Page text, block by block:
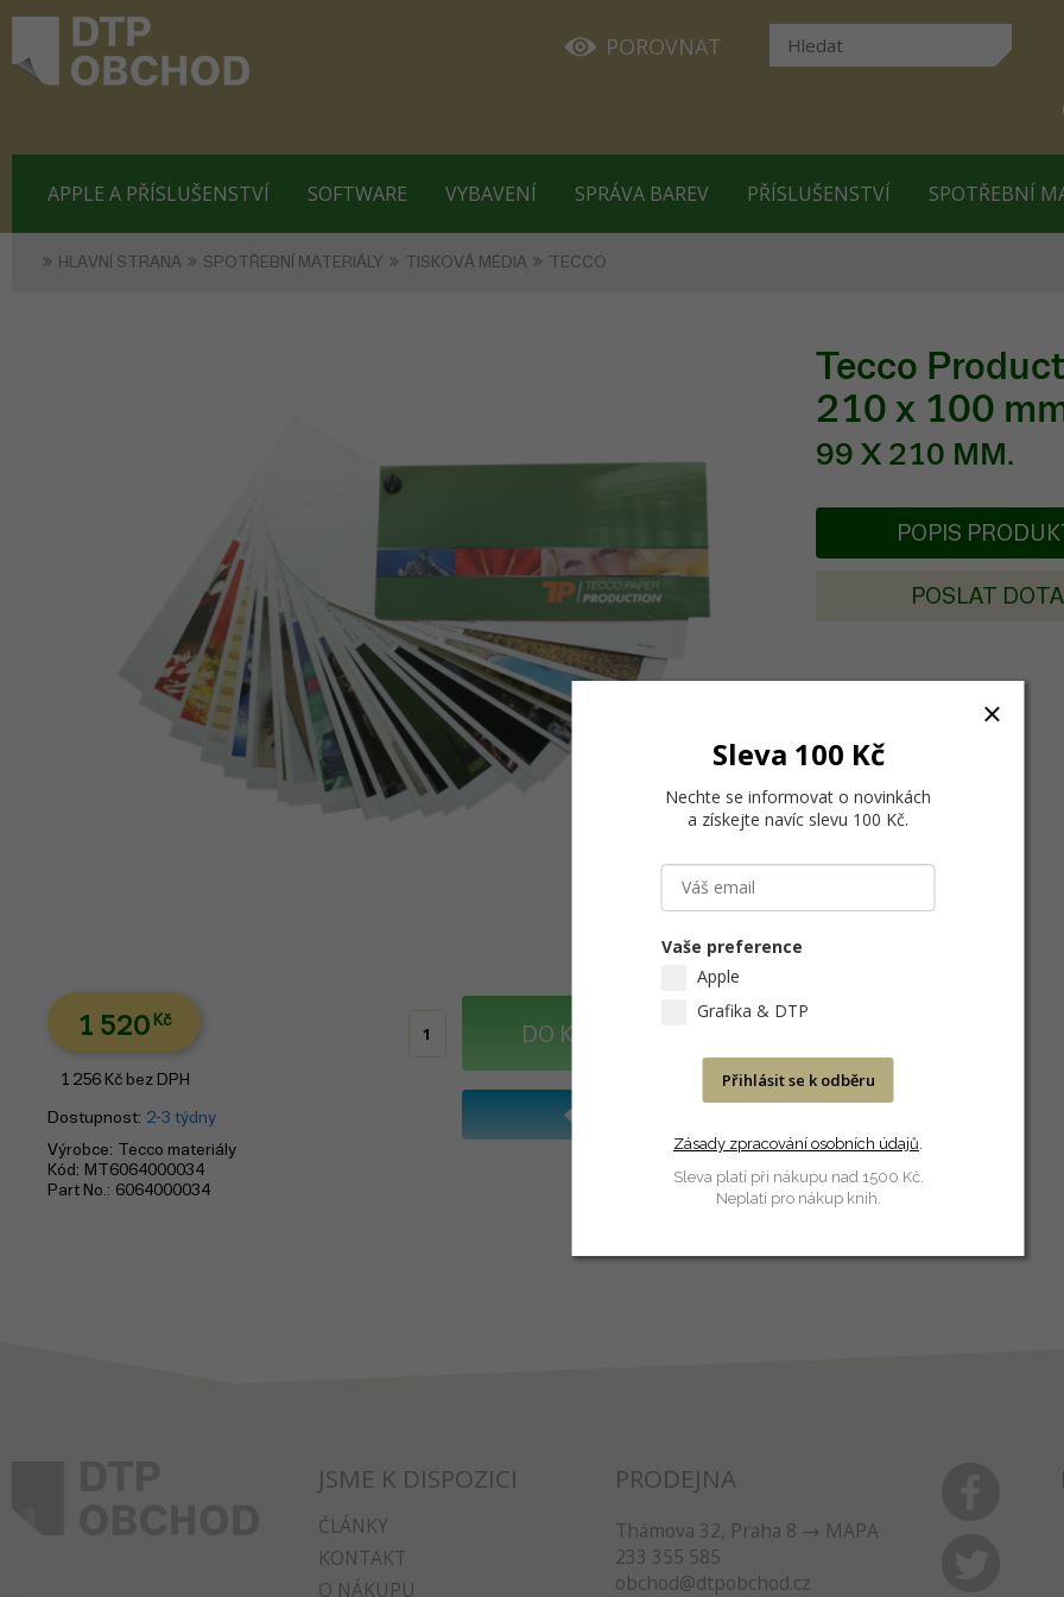
POROVNAT
APPLE A PŘÍSLUŠENSTVÍ SOFTWARE VYBAVENÍ SPRÁVA BAREV PŘÍSLUŠENSTVÍ SPOTŘEBNÍ
HLAVNÍ STRANA SPOTŘEBNÍ MATERIÁLY TISKOVÁ MÉDIA TECCO
Tecco
210 x 100
99 X 210 MM.
1 520 Kč
1 256 Kč bez DPH
Dostupnost 2-3 týdny
Výrobce Tecco materiály
Kód
MT6064000034
Part No.
6064000034
DO KOŠÍKU
POPIS
POSLAT
JSME K DISPOZICI
ČLÁNKY
KONTAKT
O NÁKUPU
PRODEJNA
Thámova 32, Praha 8
MAPA
233 355 585
obchod@dtpobchod.cz
Sleva 100 Kč
Nechte se informovat o novinkách
a získejte navíc slevu 100 Kč.
Vaše preference
Apple
Grafika & DTP
Přihlásit se k odběru
Zásady zpracování osobních údajů.
Sleva platí při nákupu nad 1500 Kč.
Neplatí pro nákup knih.